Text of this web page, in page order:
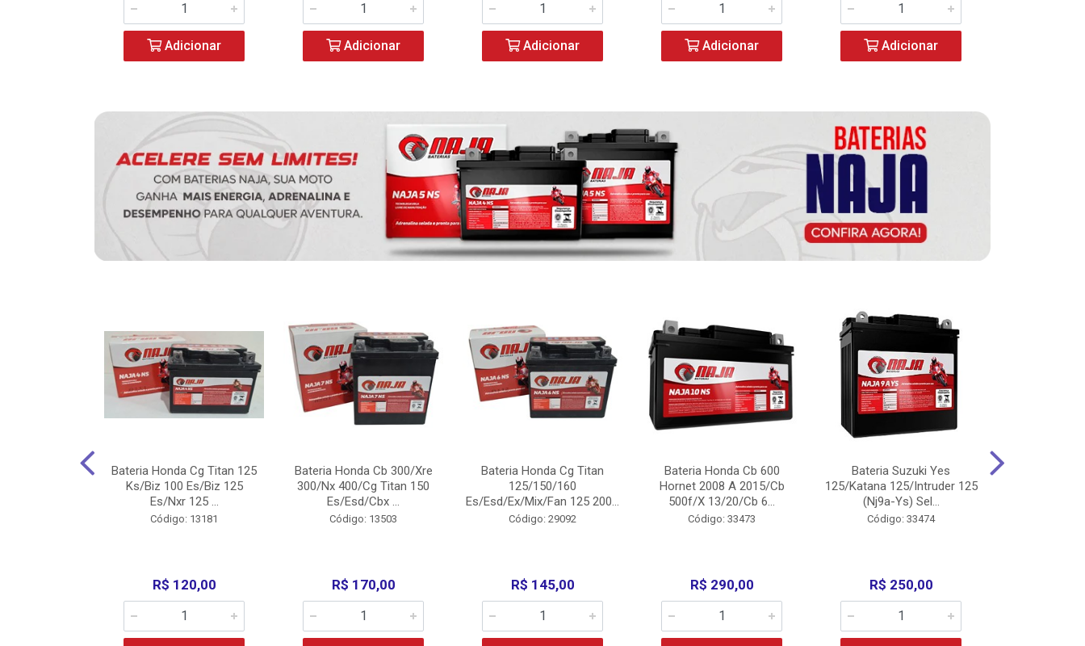
Adicionar Adicionar Adicionar Adicionar Adicionar
Bateria Honda Cg Titan 125
Ks/Biz 100 Es/Biz 125
Es/Nxr 125 ...
Código: 13181
R$ 120,00
Bateria Honda Cb 300/Xre
300/Nx 400/Cg Titan 150
Es/Esd/Cbx ...
Código: 13503
R$ 170,00
Bateria Honda Cg Titan
125/150/160
Es/Esd/Ex/Mix/Fan 125 200...
Código: 29092
R$ 145,00
Bateria Honda Cb 600
Hornet 2008 A 2015/Cb
500f/X 13/20/Cb 6...
Código: 33473
R$ 290,00
Bateria Suzuki Yes
125/Katana 125/Intruder 125
(Nj9a-Ys) Sel...
Código: 33474
R$ 250,00